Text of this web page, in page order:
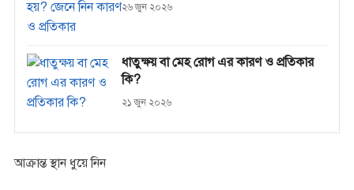
২৬ জুন ২০২৬
ধাতুক্ষয় বা মেহ রোগ এর কারণ ও প্রতিকার
কি?
২১ জুন ২০২৬
আক্রান্ত স্থান ধুয়ে নিন